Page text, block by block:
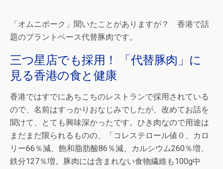
「オムニポーク」聞いたことがありますが？ 香港で話
題のプラントベース代替豚肉です。
三つ星店でも採用！ 「代替豚肉」に
見る香港の食と健康
香港ではすでにあちこちのレストランで採用されている
ので、名前はすっかりおなじみでしたが、改めてお話を
聞けて、とても興味深かったです。ひき肉なので用途は
まだまだ限られるものの、「コレステロール値０、カロ
リー66％減、飽和脂肪酸86％減、カルシウム260％増、
鉄分127％増。豚肉には含まれない食物繊維も100g中